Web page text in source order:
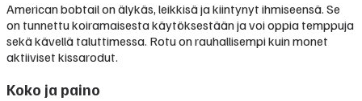
American bobtail on älykäs, leikkisä ja kiintynyt ihmiseensä. Se
on tunnettu koiramaisesta käytöksestään ja voi oppia temppuja
sekä kävellä taluttimessa. Rotu on rauhallisempi kuin monet
aktiiviset kissarodut.
Koko ja paino